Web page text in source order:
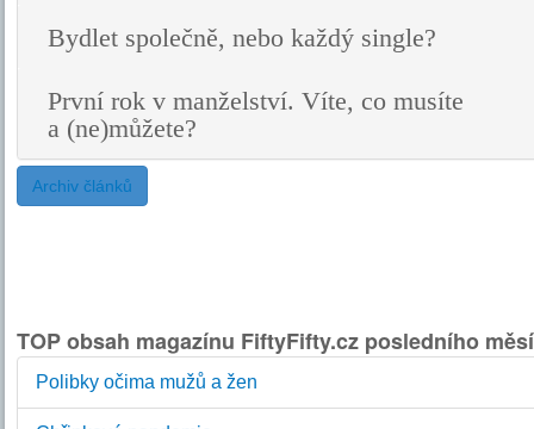
Bydlet společně, nebo každý single?
První rok v manželství. Víte, co musíte
a (ne)můžete?
Archiv článků
TOP obsah magazínu FiftyFifty.cz posledního
Polibky očima mužů a žen